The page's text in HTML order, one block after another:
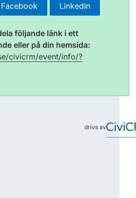
Facebook LinkedIn
följande länk i ett
eller på din hemsida:
civicrm/event/info/?
drivs av